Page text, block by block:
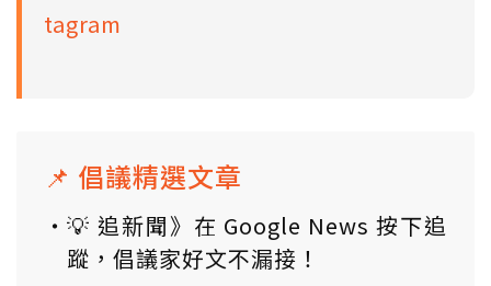
tagram
📌 倡議精選文章
💡 追新聞》在 Google News 按下追
蹤，倡議家好文不漏接！